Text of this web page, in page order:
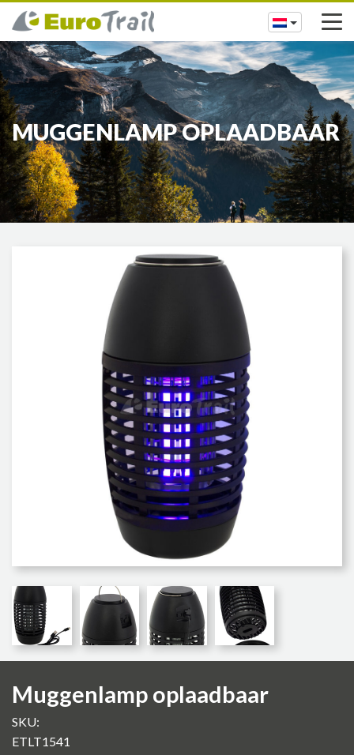
MUGGENLAMP OPLAADBAAR
Muggenlamp oplaadbaar
SKU:
ETLT1541